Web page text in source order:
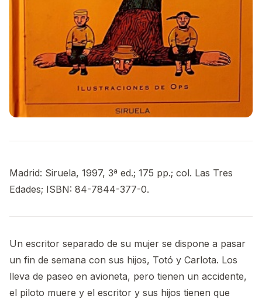
Madrid: Siruela, 1997, 3ª ed.; 175 pp.; col. Las Tres
Edades; ISBN: 84-7844-377-0.
Un escritor separado de su mujer se dispone a pasar
un fin de semana con sus hijos, Totó y Carlota. Los
lleva de paseo en avioneta, pero tienen un accidente,
el piloto muere y el escritor y sus hijos tienen que